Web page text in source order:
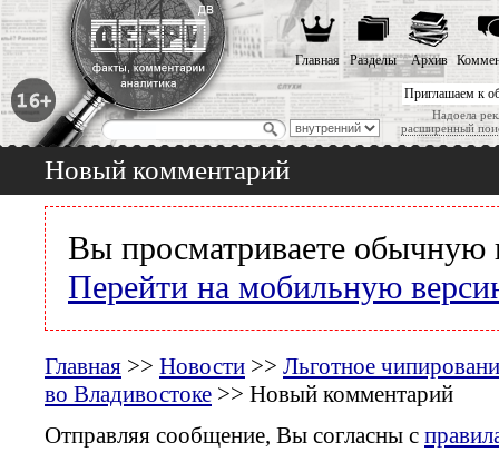
Приглашаем к
Надоела
расширенный
Главная Разделы Архив
Новый комментарий
Вы просматриваете обычную
Перейти на мобильную
Главная >> Новости >> Льготное
во Владивостоке >> Новый комментарий
Отправляя сообщение, Вы согласны с